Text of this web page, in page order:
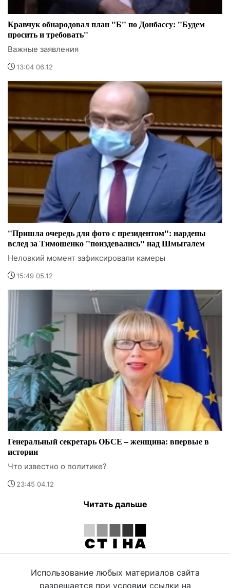
Кравчук обнародовал план "Б" по Донбассу: "Будем
просить и требовать"
Важные заявления
13:04 06.12
"Пришла очередь для фото с президентом": нардепы
вслед за Тимошенко "поиздевались" над Шмыгалем
Неловкий момент зафиксировали камеры
15:49 05.12
Генеральный секретарь ОБСЕ – женщина: впервые в
истории
Что известно о политике?
23:45 04.12
Читать дальше
Использование любых материалов сайта
разрешается при условии ссылки на